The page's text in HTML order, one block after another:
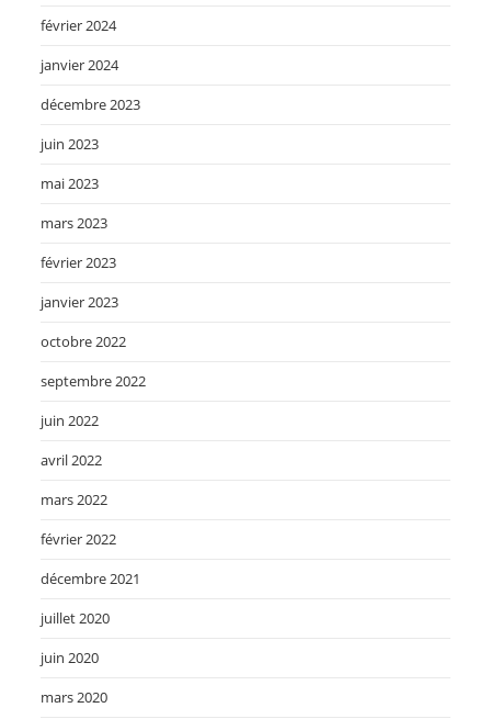
février 2024
janvier 2024
décembre 2023
juin 2023
mai 2023
mars 2023
février 2023
janvier 2023
octobre 2022
septembre 2022
juin 2022
avril 2022
mars 2022
février 2022
décembre 2021
juillet 2020
juin 2020
mars 2020